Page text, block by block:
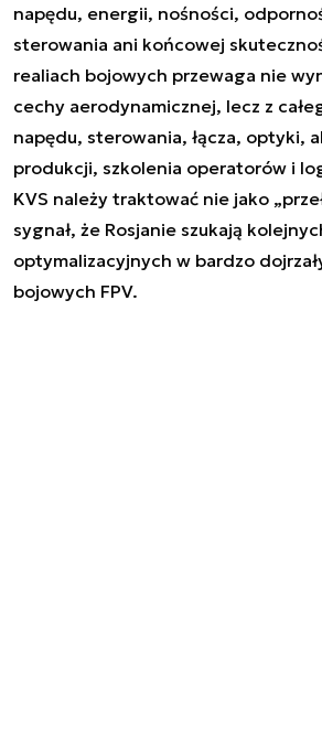
napędu, energii, nośności,
sterowania ani końcowej
realiach bojowych przewaga nie
cechy aerodynamicznej, lecz z
napędu, sterowania, łącza, optyki,
produkcji, szkolenia operatorów i
KVS należy traktować nie jako
sygnał, że Rosjanie szukają
optymalizacyjnych w bardzo
bojowych FPV.